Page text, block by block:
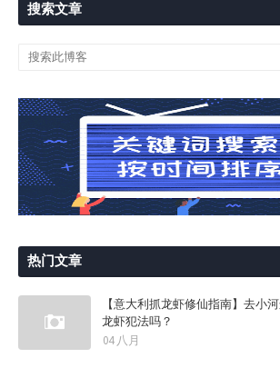
搜索文章
热门文章
【意大利抓龙虾修仙指南】去小
龙虾犯法吗？
04 八月